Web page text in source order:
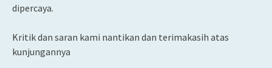
dipercaya.
Kritik dan saran kami nantikan dan terimakasih atas
kunjungannya